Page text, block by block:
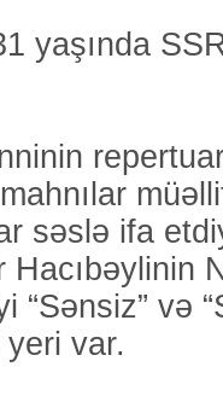
yaşında
səslə ifa
Hacıbəylinin
“Sənsiz” və
yeri var.